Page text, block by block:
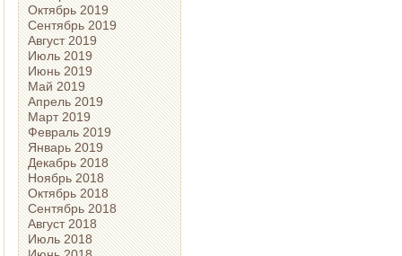
Октябрь 2019
Сентябрь 2019
Август 2019
Июль 2019
Июнь 2019
Май 2019
Апрель 2019
Март 2019
Февраль 2019
Январь 2019
Декабрь 2018
Ноябрь 2018
Октябрь 2018
Сентябрь 2018
Август 2018
Июль 2018